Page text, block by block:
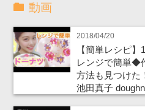
動画
2018/04/20
【簡単レシピ
レンジで簡単◆
方法も見つけ
池田真子